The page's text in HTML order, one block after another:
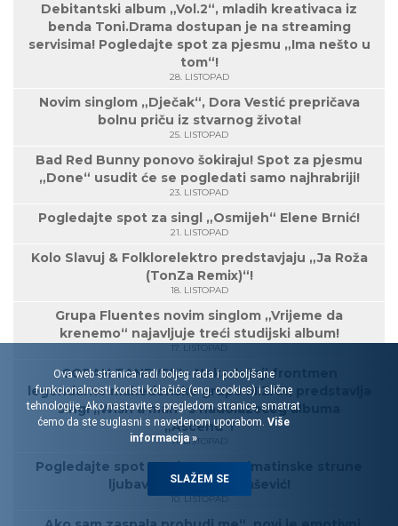
Debitantski album „Vol.2“, mladih kreativaca iz
benda Toni.Drama dostupan je na streaming
servisima! Pogledajte spot za pjesmu „Ima nešto u
tom“!
28. LISTOPAD
Novim singlom „Dječak“, Dora Vestić prepričava
bolnu priču iz stvarnog života!
25. LISTOPAD
Bad Red Bunny ponovo šokiraju! Spot za pjesmu
„Done“ usudit će se pogledati samo najhrabriji!
23. LISTOPAD
Pogledajte spot za singl „Osmijeh“ Elene Brnić!
21. LISTOPAD
Kolo Slavuj & Folklorelektro predstavjaju „Ja Roža
(TonZa Remix)“!
18. LISTOPAD
Grupa Fluentes novim singlom „Vrijeme da
krenemo“ najavljuje treći studijski album!
17. LISTOPAD
GORAN TANEVSKI - Nekadašnji frontmen
legendarne makedonske grupe MIZAR, predstavlja
singl „Wish a man“ s nadolazećeg albuma
„Ascend“!
11. LISTOPAD
Pogledajte spot za pjesmu „Dalmatinske strune
ljubavi“, Marine Tomašević!
10. LISTOPAD
Ova web stranica radi boljeg rada i poboljšane
funkcionalnosti koristi kolačiće (eng. cookies) i slične
tehnologije. Ako nastavite s pregledom stranice, smatrat
ćemo da ste suglasni s navedenom uporabom. Više
informacija »
SLAŽEM SE